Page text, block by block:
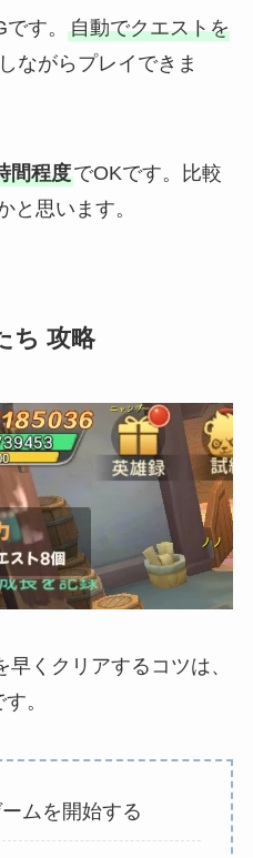
す。 自動でクエストを
ながらプレイできま
間程度でOKです。比較
と思います。
ち 攻略
くクリアするコツは、
。
ムを開始する